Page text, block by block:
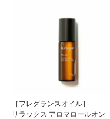
［フレグランスオイル］
リラックス アロマロールオン